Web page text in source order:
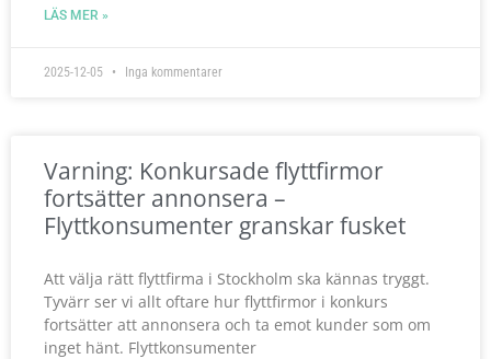
LÄS MER »
2025-12-05 Inga kommentarer
Varning: Konkursade flyttfirmor
fortsätter annonsera –
Flyttkonsumenter granskar fusket
Att välja rätt flyttfirma i Stockholm ska kännas tryggt.
Tyvärr ser vi allt oftare hur flyttfirmor i konkurs
fortsätter att annonsera och ta emot kunder som om
inget hänt. Flyttkonsumenter